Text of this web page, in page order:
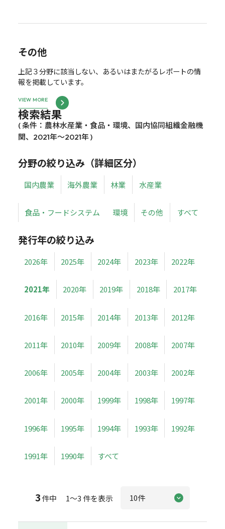
その他
上記３分野に該当しない、あるいはまたがるレポートの情
報を掲載しています。
VIEW MORE
検索結果
( 条件：農林水産業・食品・環境、国内協同組織金融機
関、2021年～2021年 )
分野の絞り込み（詳細区分）
国内農業 海外農業 林業 水産業
食品・フードシステム 環境 その他 すべて
発行年の絞り込み
2026年 2025年 2024年 2023年 2022年
2021年 2020年 2019年 2018年 2017年
2016年 2015年 2014年 2013年 2012年
2011年 2010年 2009年 2008年 2007年
2006年 2005年 2004年 2003年 2002年
2001年 2000年 1999年 1998年 1997年
1996年 1995年 1994年 1993年 1992年
1991年 1990年 すべて
3件中 1～3 件を表示